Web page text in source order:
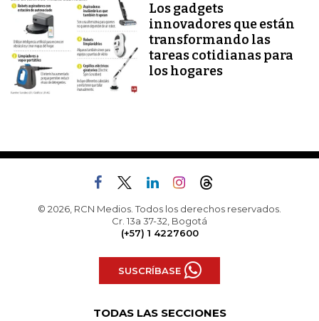
Los gadgets
innovadores que están
transformando las
tareas cotidianas para
los hogares
© 2026, RCN Medios. Todos los derechos reservados.
Cr. 13a 37-32, Bogotá
(+57) 1 4227600
SUSCRÍBASE
TODAS LAS SECCIONES